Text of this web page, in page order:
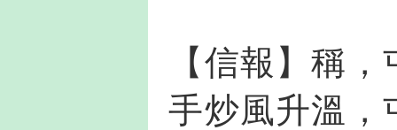
【信報】稱
手炒風升溫，